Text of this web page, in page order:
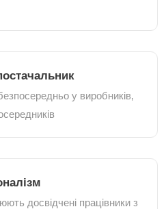
у виробників,
досвідчені працівники з